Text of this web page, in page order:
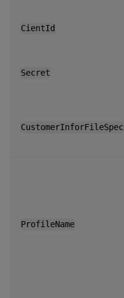
CientId
Secret
CustomerInforFileSpec
ProfileName